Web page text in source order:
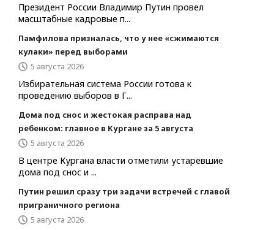
Президент России Владимир Путин провел
масштабные кадровые п...
Памфилова призналась, что у нее «сжимаются
кулаки» перед выборами
5 августа 2026
Избирательная система России готова к
проведению выборов в Г...
Дома под снос и жестокая расправа над
ребенком: главное в Кургане за 5 августа
5 августа 2026
В центре Кургана власти отметили устаревшие
дома под снос и ...
Путин решил сразу три задачи встречей с главой
приграничного региона
5 августа 2026